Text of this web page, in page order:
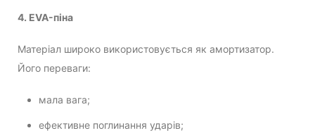
4. EVA-піна
Матеріал широко використовується як амортизатор.
Його переваги:
мала вага;
ефективне поглинання ударів;